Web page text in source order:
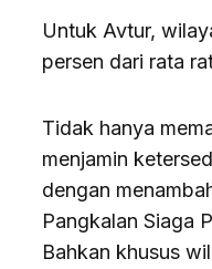
Untuk Avtur,
persen dari rata
Tidak hanya
menjamin
dengan
Pangkalan Siaga
Bahkan khusus